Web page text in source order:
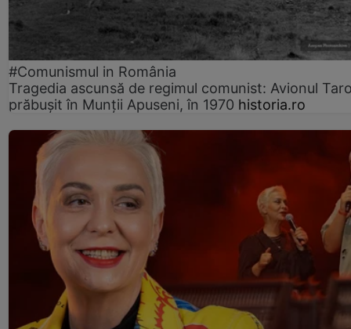
#Comunismul in România
Tragedia ascunsă de regimul comunist: Avionul
prăbușit în Munții Apuseni, în 1970 historia.ro